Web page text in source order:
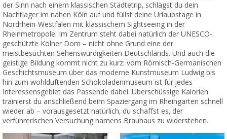
der Sinn nach einem klassischen Städtetrip, schlägst du dein
Nachtlager im nahen Köln auf und füllst deine Urlaubstage in
Nordrhein-Westfalen mit klassischem Sightseeing in der
Rheinmetropole. Im Zentrum steht dabei natürlich der UNESCO-
geschützte Kölner Dom – nicht ohne Grund eine der
meistbesuchten Sehenswürdigkeiten Deutschlands. Und auch die
geistige Bildung kommt nicht zu kurz: vom Römisch-Germanischen
Geschichtsmuseum über das moderne Kunstmuseum Ludwig bis
hin zum wohlduftenden Schokoladenmuseum ist für jedes
Interessensgebiet das Passende dabei. Überschüssige Kalorien
trainierst du anschließend beim Spaziergang im Rheingarten schnell
wieder ab – vorausgesetzt natürlich, du schaffst es, der
verführerischen Versuchung namens Brauhaus zu widerstehen.